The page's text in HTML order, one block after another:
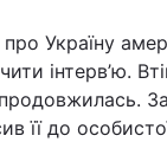
про Україну
інтерв’ю.
її до